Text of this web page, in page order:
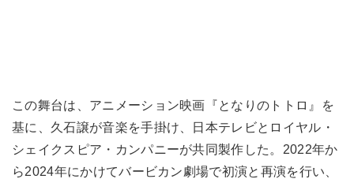
この舞台は、アニメーション映画『となりのトトロ』を
基に、久石譲が音楽を手掛け、日本テレビとロイヤル・
シェイクスピア・カンパニーが共同製作した。2022年か
ら2024年にかけてバービカン劇場で初演と再演を行い、